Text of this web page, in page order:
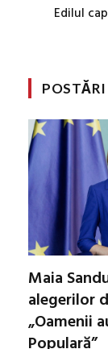
Edilul
Maia
alegerilor
„Oamenii